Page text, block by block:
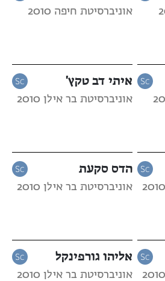
אוניברסיטת חיפה 2010
איתי דב טקץ'
אוניברסיטת בר אילן 2010
הדס סקעת
אוניברסיטת בר אילן 2010
אליהו גורפינקל
אוניברסיטת בר אילן 2010